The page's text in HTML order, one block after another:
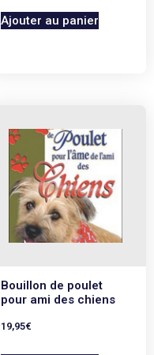
Ajouter au panier
Bouillon de poulet
pour ami des chiens
19,95€